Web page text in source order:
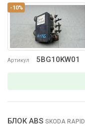
-10%
Артикул 5BG10KW01
БЛОК ABS SKODA RAPID